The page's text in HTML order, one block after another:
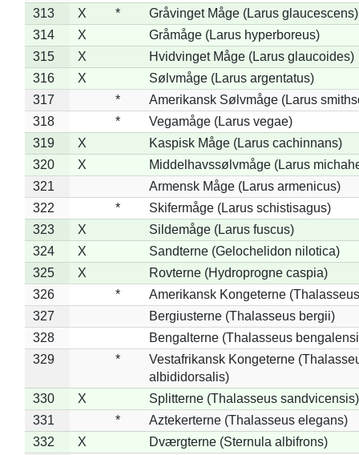
313
X *
Gråvinget Måge (Larus glaucescens)
314
X
Gråmåge (Larus hyperboreus)
315
X
Hvidvinget Måge (Larus glaucoides)
316
X
Sølvmåge (Larus argentatus)
317
*
Amerikansk Sølvmåge (Larus
318
*
Vegamåge (Larus vegae)
319
X
Kaspisk Måge (Larus cachinnans)
320
X
Middelhavssølvmåge (Larus
321
Armensk Måge (Larus armenicus)
322
*
Skifermåge (Larus schistisagus)
323
X
Sildemåge (Larus fuscus)
324
X
Sandterne (Gelochelidon nilotica)
325
X
Rovterne (Hydroprogne caspia)
326
*
Amerikansk Kongeterne
327
Bergiusterne (Thalasseus bergii)
328
Bengalterne (Thalasseus
329
*
Vestafrikansk Kongeterne
albididorsalis)
330
X
Splitterne (Thalasseus sandvicensis)
331
*
Aztekerterne (Thalasseus elegans)
332
X
Dværgterne (Sternula albifrons)